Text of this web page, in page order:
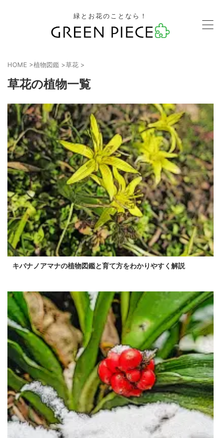
緑とお花のことなら！
HOME >植物図鑑 >草花 >
草花の植物一覧
キバナノアマナの植物図鑑と育て方をわかりやすく解説